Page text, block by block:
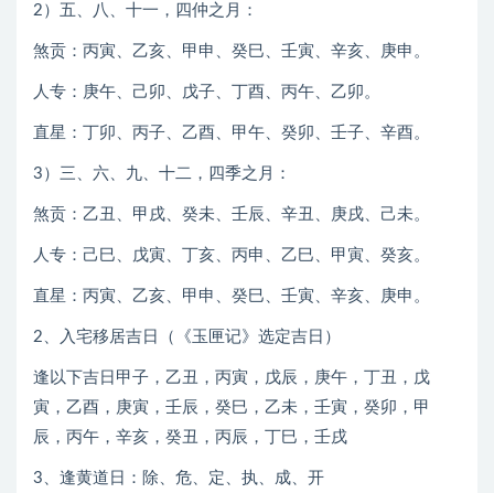
2）五、八、十一，四仲之月：
煞贡：丙寅、乙亥、甲申、癸巳、壬寅、辛亥、庚申。
人专：庚午、己卯、戊子、丁酉、丙午、乙卯。
直星：丁卯、丙子、乙酉、甲午、癸卯、壬子、辛酉。
3）三、六、九、十二，四季之月：
煞贡：乙丑、甲戌、癸未、壬辰、辛丑、庚戌、己未。
人专：己巳、戊寅、丁亥、丙申、乙巳、甲寅、癸亥。
直星：丙寅、乙亥、甲申、癸巳、壬寅、辛亥、庚申。
2、入宅移居吉日（《玉匣记》选定吉日）
逢以下吉日甲子，乙丑，丙寅，戊辰，庚午，丁丑，戊
寅，乙酉，庚寅，壬辰，癸巳，乙未，壬寅，癸卯，甲
辰，丙午，辛亥，癸丑，丙辰，丁巳，壬戌
3、逢黄道日：除、危、定、执、成、开